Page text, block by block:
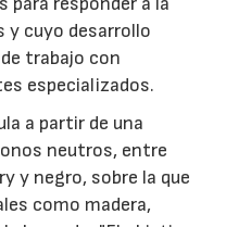
y cuyo desarrollo
trabajo con
especializados.
a partir de una
neutros, entre
y negro, sobre la que
como madera,